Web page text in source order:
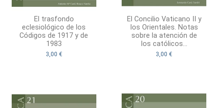
El trasfondo
eclesiológico de los
Códigos de 1917 y de
1983
3,00 €
El Concilio Vaticano II y
los Orientales. Notas
sobre la atención de
los católicos...
3,00 €